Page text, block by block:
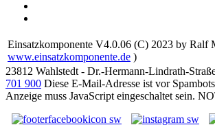
Einsatzkomponente V4.0.06 (C) 2023 by Ralf
www.einsatzkomponente.de )
23812 Wahlstedt - Dr.-Hermann-Lindrath-
701 900 Diese E-Mail-Adresse ist vor
Anzeige muss JavaScript eingeschaltet sein.